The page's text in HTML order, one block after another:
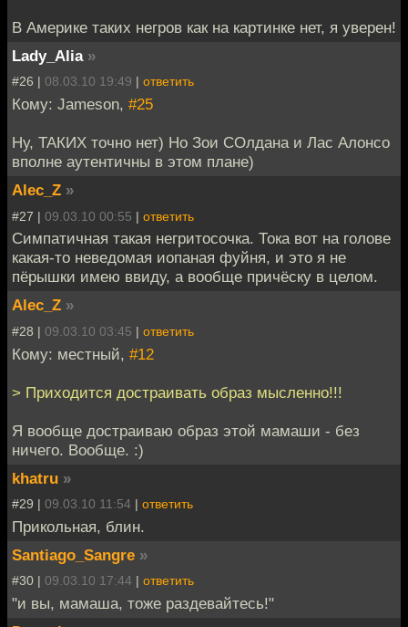
В Америке таких негров как на картинке нет, я уверен!
Lady_Alia »
#26 | 08.03.10 19:49 | ответить
Кому: Jameson, #25
Ну, ТАКИХ точно нет) Но Зои СОлдана и Лас Алонсо
вполне аутентичны в этом плане)
Alec_Z »
#27 | 09.03.10 00:55 | ответить
Симпатичная такая негритосочка. Тока вот на голове
какая-то неведомая иопаная фуйня, и это я не
пёрышки имею ввиду, а вообще причёску в целом.
Alec_Z »
#28 | 09.03.10 03:45 | ответить
Кому: местный, #12
> Приходится достраивать образ мысленно!!!
Я вообще достраиваю образ этой мамаши - без
ничего. Вообще. :)
khatru »
#29 | 09.03.10 11:54 | ответить
Прикольная, блин.
Santiago_Sangre »
#30 | 09.03.10 17:44 | ответить
"и вы, мамаша, тоже раздевайтесь!"